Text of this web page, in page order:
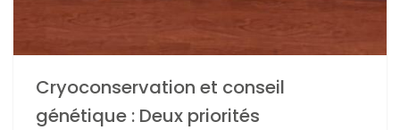
Cryoconservation et conseil
génétique : Deux priorités